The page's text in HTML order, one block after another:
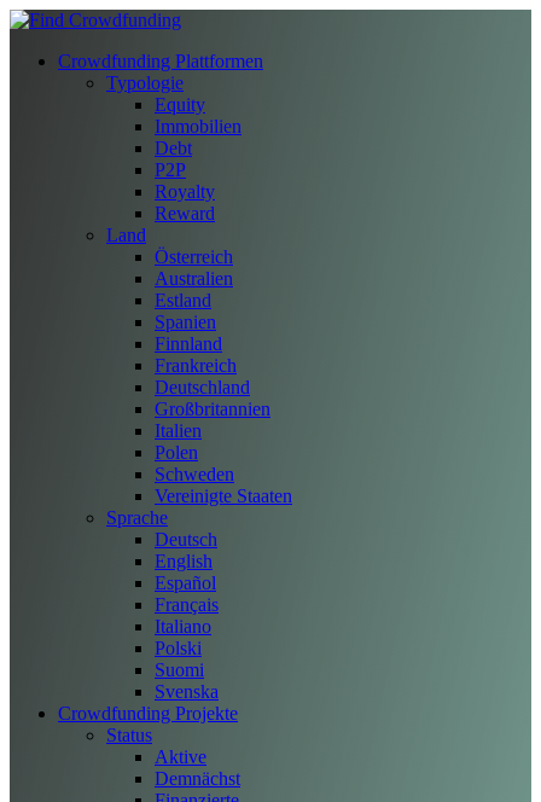
Crowdfunding Plattformen
Typologie
Equity
Immobilien
Debt
P2P
Royalty
Reward
Land
Österreich
Australien
Estland
Spanien
Finnland
Frankreich
Deutschland
Großbritannien
Italien
Polen
Schweden
Vereinigte Staaten
Sprache
Deutsch
English
Español
Français
Italiano
Polski
Suomi
Svenska
Crowdfunding Projekte
Status
Aktive
Demnächst